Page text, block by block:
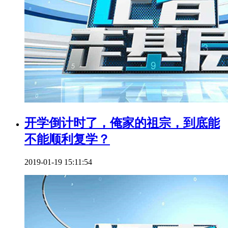
开学倒计时了，俺家的祖宗，到底能
不能顺利复学？
2019-01-19 15:11:54